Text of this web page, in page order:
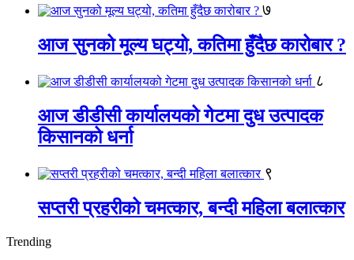
७
आज सुनको मूल्य घट्यो, कतिमा हुँदैछ कारोबार ?
८
आज डीडीसी कार्यालयको गेटमा दुध उत्पादक
किसानको धर्ना
९
सप्तरी प्रहरीको चमत्कार, बन्दी महिला बलात्कार
Trending